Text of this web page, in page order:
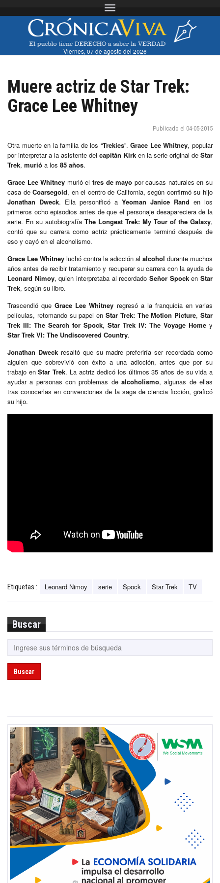
Toggle navigation
Viernes, 07 de agosto del 2026
Muere actriz de Star Trek:
Grace Lee Whitney
Publicado el 04-05-2015
Otra muerte en la familia de los “Trekies”.Grace Lee Whitney, popular
por interpretar a la asistente delcapitán Kirken la serie original deStar
Trek, murió a los 85 años.
Grace Lee Whitney murió el tres de mayo por causas naturales en su
casa deCoarsegold, en el centro de California, según confirmó su hijo
Jonathan Dweck. Ella personificó a Yeoman Janice Rand en los
primeros ocho episodios antes de que el personaje desapareciera de la
serie. En su autobiografía The Longest Trek: My Tour of the Galaxy,
contó que su carrera como actriz prácticamente terminó después de
eso y cayó en el alcoholismo.
Grace Lee Whitney luchó contra la adicción al alcohol durante muchos
años antes de recibir tratamiento y recuperar su carrera con la ayuda de
Leonard Nimoy, quien interpretaba al recordadoSeñor SpockenStar
Trek, según su libro.
Trascendió queGrace Lee Whitney regresó a la franquicia en varias
películas, retomando su papel en Star Trek: The Motion Picture,Star
Trek III: The Search for Spock, Star Trek IV: The Voyage Home y
Star Trek VI: The Undiscovered Country.
Jonathan Dweckresaltó que su madre preferiría ser recordada como
alguien que sobrevivió con éxito a una adicción, antes que por su
trabajo enStar Trek. La actriz dedicó los últimos 35 años de su vida a
ayudar a personas con problemas de alcoholismo, algunas de ellas
tras conocerlas en convenciones de la saga de ciencia ficción, graficó
su hijo.
Etiquetas : Leonard Nimoy serie Spock Star Trek TV
Buscar
Buscar